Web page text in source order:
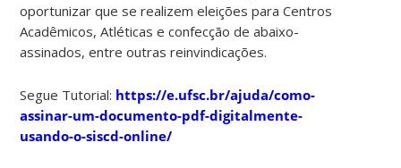
oportunizar que se realizem eleições para Centros
Acadêmicos, Atléticas e confecção de abaixo-
assinados, entre outras reinvindicações.
Segue Tutorial: https://e.ufsc.br/ajuda/como-
assinar-um-documento-pdf-digitalmente-
usando-o-siscd-online/